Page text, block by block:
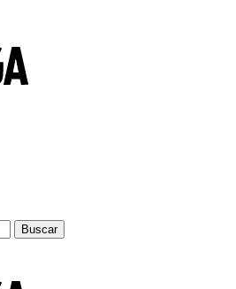
Buscar